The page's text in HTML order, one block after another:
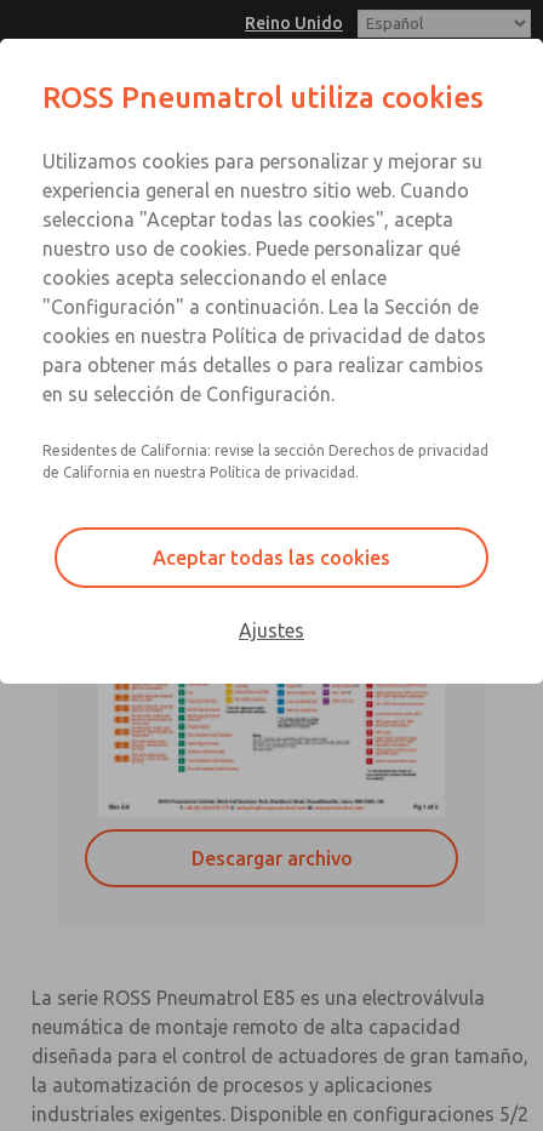
Reino Unido
Cuenta
Registrarse
Inscribirse
Descargar archivo
La serie ROSS Pneumatrol E85 es una electroválvula
neumática de montaje remoto de alta capacidad
diseñada para el control de actuadores de gran tamaño,
la automatización de procesos y aplicaciones
industriales exigentes. Disponible en configuraciones 5/2
ROSS Pneumatrol utiliza cookies
Utilizamos cookies para personalizar y mejorar su
experiencia general en nuestro sitio web. Cuando
selecciona "Aceptar todas las cookies", acepta
nuestro uso de cookies. Puede personalizar qué
cookies acepta seleccionando el enlace
"Configuración" a continuación. Lea la Sección de
cookies en nuestra Política de privacidad de datos
para obtener más detalles o para realizar cambios
en su selección de Configuración.
Residentes de California: revise la sección Derechos de privacidad
de California en nuestra Política de privacidad.
Aceptar todas las cookies
Ajustes